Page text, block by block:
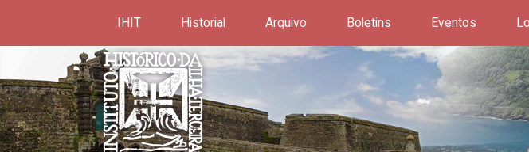
IHIT Historial Arquivo Boletins Eventos